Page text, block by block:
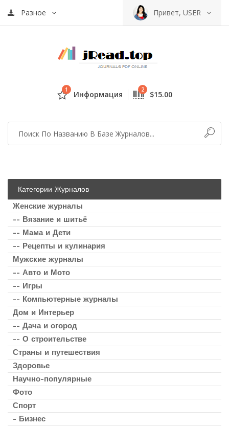
Разное Привет, USER
1 Информация 2 $15.00
Категории Журналов
Женские журналы
-- Вязание и шитьё
-- Мама и Дети
-- Рецепты и кулинария
Мужские журналы
-- Авто и Мото
-- Игры
-- Компьютерные журналы
Дом и Интерьер
-- Дача и огород
-- О строительстве
Страны и путешествия
Здоровье
Научно-популярные
Фото
Спорт
- Бизнес